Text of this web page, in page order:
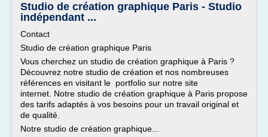
Studio de création graphique Paris - Studio
indépendant ...
Contact
Studio de création graphique Paris
Vous cherchez un studio de création graphique à Paris ?
Découvrez notre studio de création et nos nombreuses
références en visitant le portfolio sur notre site
internet. Notre studio de création graphique à Paris propose
des tarifs adaptés à vos besoins pour un travail original et
de qualité.
Notre studio de création graphique...